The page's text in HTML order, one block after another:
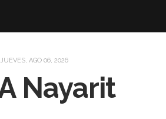
JUEVES, AGO 06, 2026